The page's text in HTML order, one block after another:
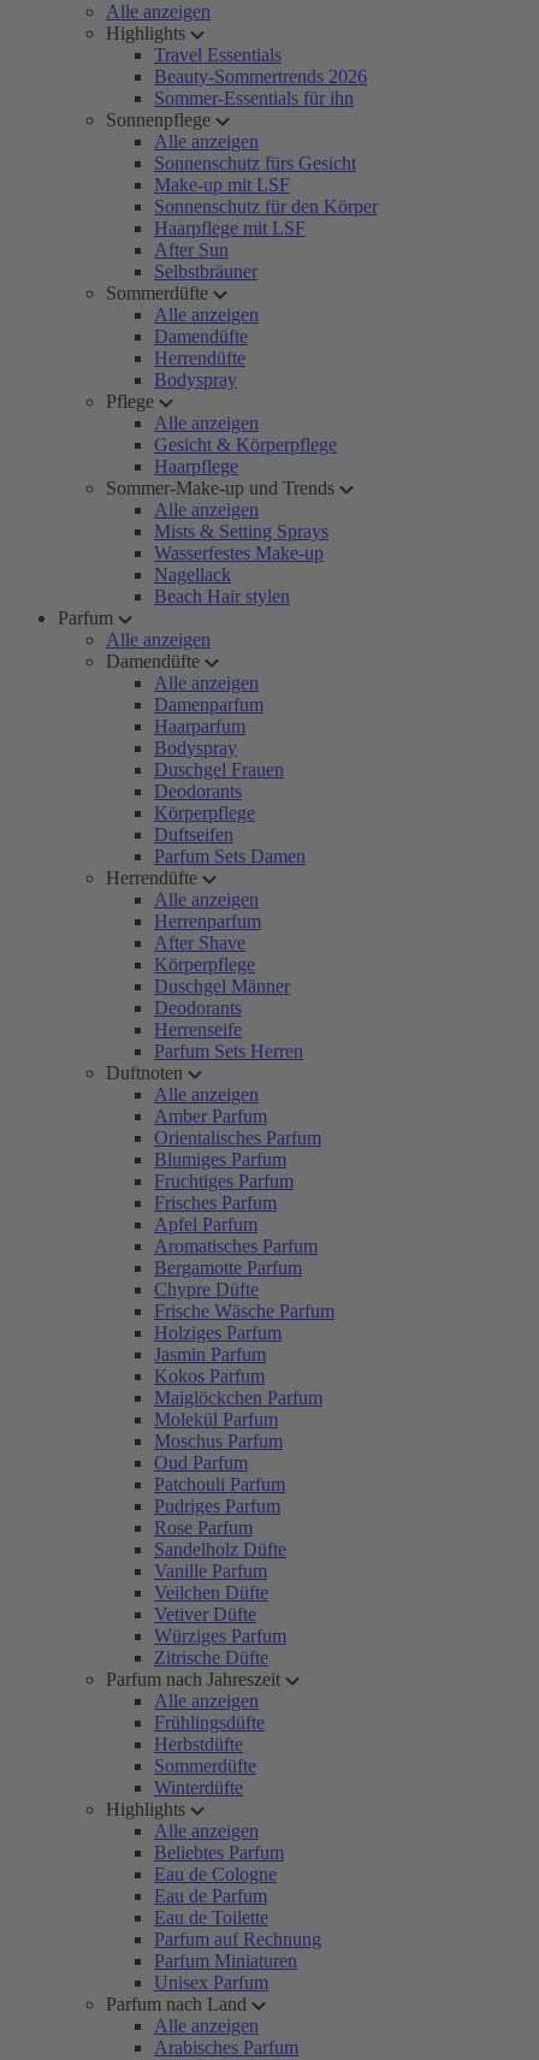
Alle anzeigen
Highlights
Travel Essentials
Beauty-Sommertrends 2026
Sommer-Essentials für ihn
Sonnenpflege
Alle anzeigen
Sonnenschutz fürs Gesicht
Make-up mit LSF
Sonnenschutz für den Körper
Haarpflege mit LSF
After Sun
Selbstbräuner
Sommerdüfte
Alle anzeigen
Damendüfte
Herrendüfte
Bodyspray
Pflege
Alle anzeigen
Gesicht & Körperpflege
Haarpflege
Sommer-Make-up und Trends
Alle anzeigen
Mists & Setting Sprays
Wasserfestes Make-up
Nagellack
Beach Hair stylen
Parfum
Alle anzeigen
Damendüfte
Alle anzeigen
Damenparfum
Haarparfum
Bodyspray
Duschgel Frauen
Deodorants
Körperpflege
Duftseifen
Parfum Sets Damen
Herrendüfte
Alle anzeigen
Herrenparfum
After Shave
Körperpflege
Duschgel Männer
Deodorants
Herrenseife
Parfum Sets Herren
Duftnoten
Alle anzeigen
Amber Parfum
Orientalisches Parfum
Blumiges Parfum
Fruchtiges Parfum
Frisches Parfum
Apfel Parfum
Aromatisches Parfum
Bergamotte Parfum
Chypre Düfte
Frische Wäsche Parfum
Holziges Parfum
Jasmin Parfum
Kokos Parfum
Maiglöckchen Parfum
Molekül Parfum
Moschus Parfum
Oud Parfum
Patchouli Parfum
Pudriges Parfum
Rose Parfum
Sandelholz Düfte
Vanille Parfum
Veilchen Düfte
Vetiver Düfte
Würziges Parfum
Zitrische Düfte
Parfum nach Jahreszeit
Alle anzeigen
Frühlingsdüfte
Herbstdüfte
Sommerdüfte
Winterdüfte
Highlights
Alle anzeigen
Beliebtes Parfum
Eau de Cologne
Eau de Parfum
Eau de Toilette
Parfum auf Rechnung
Parfum Miniaturen
Unisex Parfum
Parfum nach Land
Alle anzeigen
Arabisches Parfum